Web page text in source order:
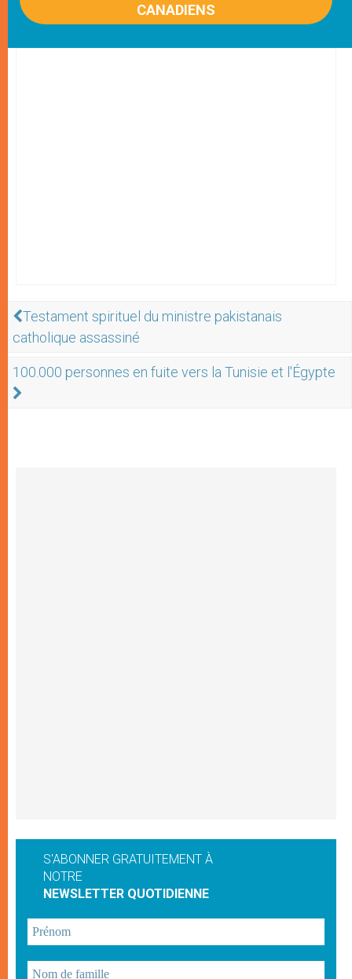
CANADIENS
Testament spirituel du ministre pakistanais
catholique assassiné
100.000 personnes en fuite vers la Tunisie et l'Égypte
S'ABONNER GRATUITEMENT À
NOTRE
NEWSLETTER QUOTIDIENNE